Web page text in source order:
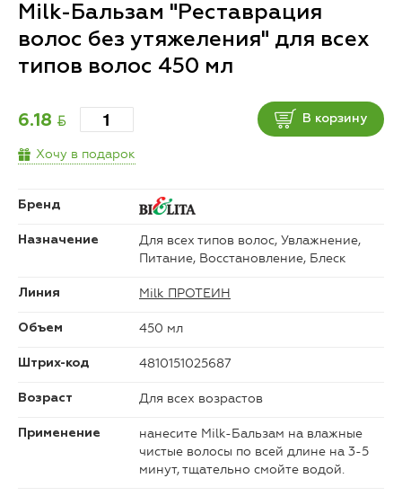
Milk-Бальзам "Реставрация
волос без утяжеления" для всех
типов волос 450 мл
6.18 BYN В корзину
Хочу в подарок
Бренд
Назначение
Для всех типов волос, Увлажнение,
Питание, Восстановление, Блеск
Линия Milk ПРОТЕИН
Объем 450 мл
Штрих-код 4810151025687
Возраст Для всех возрастов
Применение
нанесите Milk-Бальзам на влажные
чистые волосы по всей длине на 3-5
минут, тщательно смойте водой.